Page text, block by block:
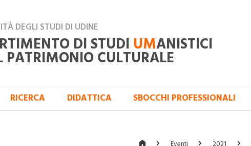
DEGLI STUDI DI UDINE
DI STUDI UMANISTICI
PATRIMONIO CULTURALE
RICERCA DIDATTICA SBOCCHI PROFESSIONALI
Eventi 2021